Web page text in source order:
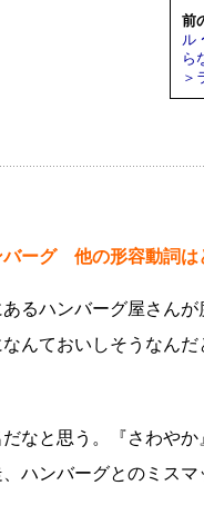
前
ル
ら
＞
ーグ 他の形容動詞は
るハンバーグ屋さんが
んておいしそうなんだ
なと思う。『さわや
ハンバーグとのミスマ